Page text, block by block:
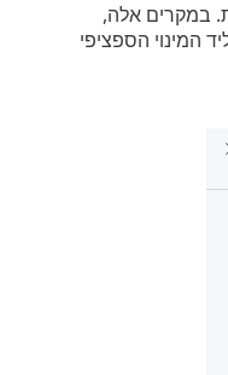
במקרים אלה,
המינוי הספציפי